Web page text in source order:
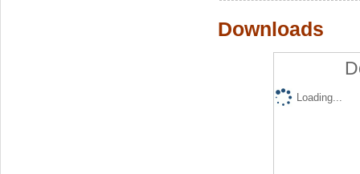
Downloads
Loading...